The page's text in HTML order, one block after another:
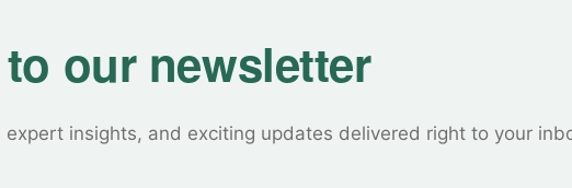
our newsletter
expert insights, and exciting updates delivered right to your